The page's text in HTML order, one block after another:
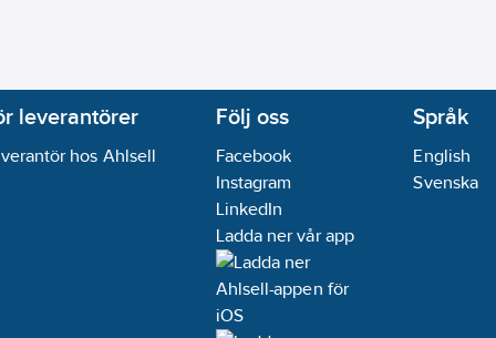
leverantörer
hos Ahlsell
Följ oss
Facebook
Instagram
LinkedIn
Ladda ner vår app
Språk
English
Svenska